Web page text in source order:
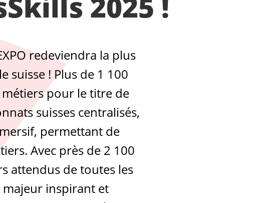
redeviendra la plus
! Plus de 1 100
pour le titre de
suisses centralisés,
permettant de
Avec près de 2 100
attendus de toutes les
majeur inspirant et